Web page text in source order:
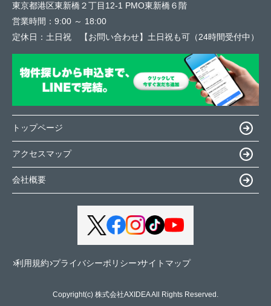
東京都港区東新橋２丁目12-1 PMO東新橋６階
営業時間： 9:00 ～ 18:00
定休日： 土日祝 【お問い合わせ】土日祝も可（24時間受付中）
トップページ
アクセスマップ
会社概要
利用規約 プライバシーポリシー サイトマップ
Copyright(c) 株式会社AXIDEA All Rights Reserved.